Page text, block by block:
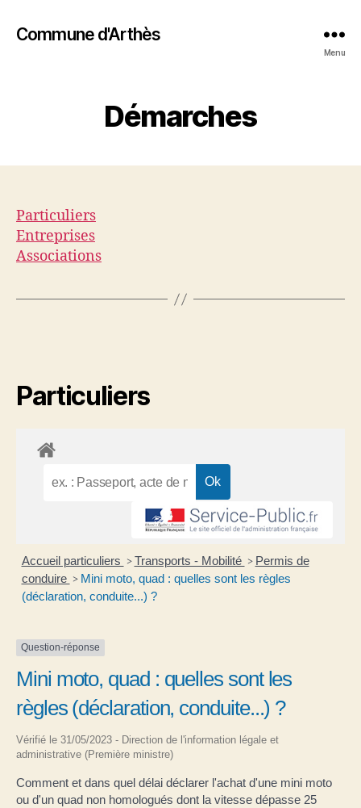
Commune d'Arthès
Menu
Démarches
Particuliers
Entreprises
Associations
Particuliers
Accueil particuliers > Transports - Mobilité > Permis de
conduire > Mini moto, quad : quelles sont les règles
(déclaration, conduite...) ?
Question-réponse
Mini moto, quad : quelles sont les
règles (déclaration, conduite...) ?
Vérifié le 31/05/2023 - Direction de l'information légale et
administrative (Première ministre)
Comment et dans quel délai déclarer l'achat d'une mini moto
ou d'un quad non homologués dont la vitesse dépasse 25